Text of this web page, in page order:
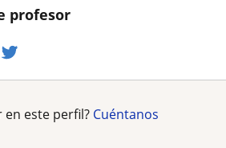
profesor
en este perfil? Cuéntanos